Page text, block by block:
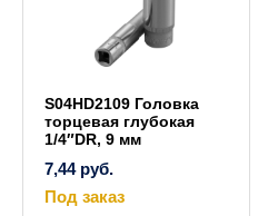
S04HD2109 Головка
торцевая глубокая
1/4″DR, 9 мм
7,44 руб.
Под заказ